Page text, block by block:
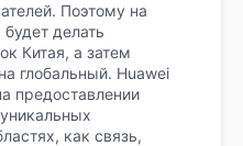
Поэтому на
делать
Китая, а затем
глобальный. Huawei
предоставлении
как связь,